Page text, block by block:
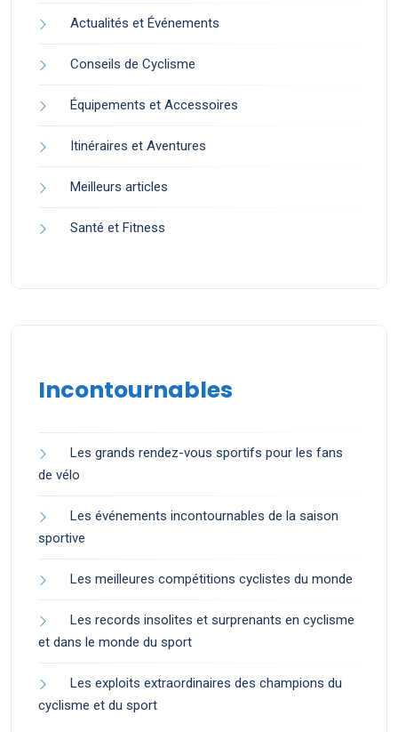
Actualités et Événements
Conseils de Cyclisme
Équipements et Accessoires
Itinéraires et Aventures
Meilleurs articles
Santé et Fitness
Incontournables
Les grands rendez-vous sportifs pour les fans
de vélo
Les événements incontournables de la saison
sportive
Les meilleures compétitions cyclistes du monde
Les records insolites et surprenants en cyclisme
et dans le monde du sport
Les exploits extraordinaires des champions du
cyclisme et du sport